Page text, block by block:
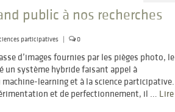
public à nos recherches
participatives | 0
d’images fournies par les pièges photo, le
un système hybride faisant appel à
machine-learning et à la science participative.
et de perfectionnement, il … Lire